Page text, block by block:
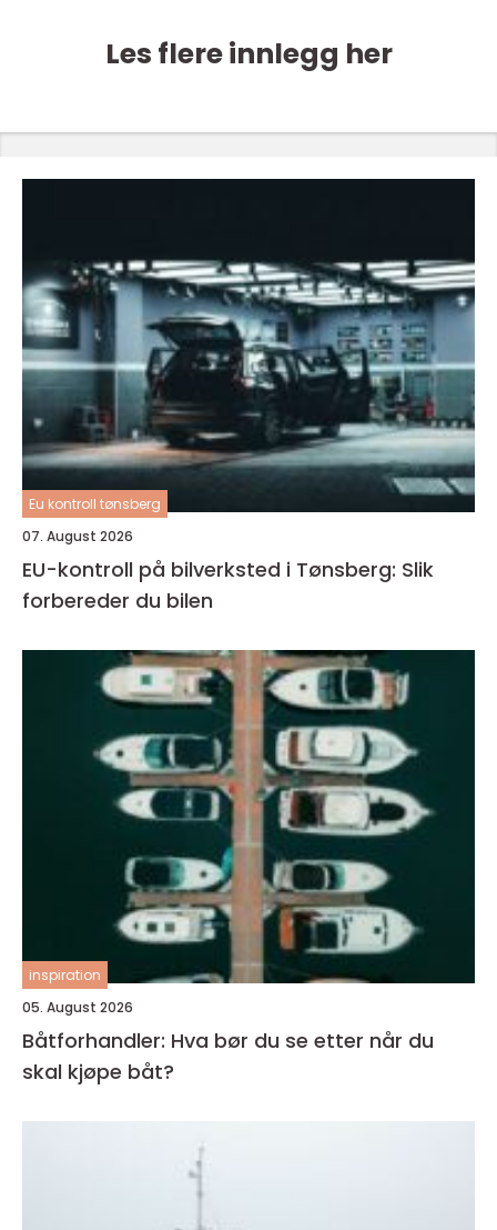
Les flere innlegg her
Eu kontroll tønsberg
07. August 2026
EU-kontroll på bilverksted i Tønsberg: Slik
forbereder du bilen
inspiration
05. August 2026
Båtforhandler: Hva bør du se etter når du
skal kjøpe båt?